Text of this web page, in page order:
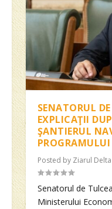
SENATORUL
EXPLICAŢII
ŞANTIERUL
PROGRAMULUI
Posted by Ziarul Delta
Senatorul de
Ministerului